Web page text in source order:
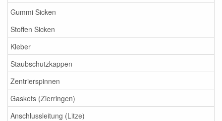
Gummi Sicken
Stoffen Sicken
Kleber
Staubschutzkappen
Zentrierspinnen
Gaskets (Zierringen)
Anschlussleitung (Litze)